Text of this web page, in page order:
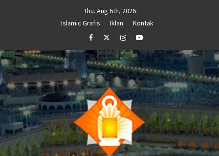
Thu. Aug 6th, 2026
Islamic Grafis
Iklan
Kontak
FacebookTwitterInstagramYoutube